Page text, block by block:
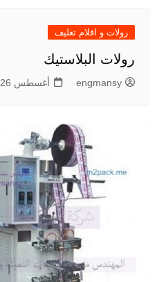
رولات و افلام تغليف
رولات البلاستيك
engmansy أغسطس 26, 2020